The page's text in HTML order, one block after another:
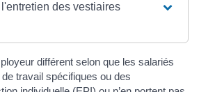
des vestiaires
différent selon que les salariés
travail spécifiques ou des